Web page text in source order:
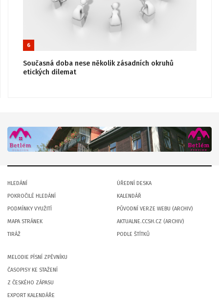
6
Současná doba nese několik zásadních okruhů
etických dilemat
HLEDÁNÍ
POKROČILÉ HLEDÁNÍ
PODMÍNKY VYUŽITÍ
MAPA STRÁNEK
TIRÁŽ
ÚŘEDNÍ DESKA
KALENDÁŘ
PŮVODNÍ VERZE WEBU (ARCHIV)
AKTUALNE.CCSH.CZ (ARCHIV)
PODLE ŠTÍTKŮ
MELODIE PÍSNÍ ZPĚVNÍKU
ČASOPISY KE STAŽENÍ
Z ČESKÉHO ZÁPASU
EXPORT KALENDÁŘE